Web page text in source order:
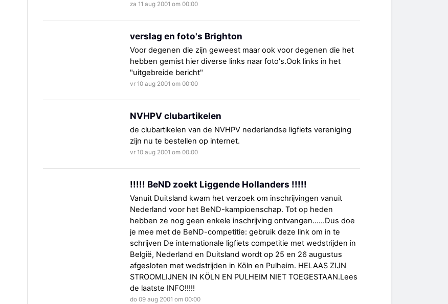
za 11 aug 2001 om 00:00
verslag en foto's Brighton
Voor degenen die zijn geweest maar ook voor degenen die het
hebben gemist hier diverse links naar foto's.Ook links in het
"uitgebreide bericht"
vr 10 aug 2001 om 00:00
NVHPV clubartikelen
de clubartikelen van de NVHPV nederlandse ligfiets vereniging
zijn nu te bestellen op internet.
vr 10 aug 2001 om 00:00
!!!!! BeND zoekt Liggende Hollanders !!!!!
Vanuit Duitsland kwam het verzoek om inschrijvingen vanuit
Nederland voor het BeND-kampioenschap. Tot op heden
hebben ze nog geen enkele inschrijving ontvangen......Dus doe
je mee met de BeND-competitie: gebruik deze link om in te
schrijven De internationale ligfiets competitie met wedstrijden in
België, Nederland en Duitsland wordt op 25 en 26 augustus
afgesloten met wedstrijden in Köln en Pulheim. HELAAS ZIJN
STROOMLIJNEN IN KÖLN EN PULHEIM NIET TOEGESTAAN.Lees
de laatste INFO!!!!!
do 09 aug 2001 om 00:00